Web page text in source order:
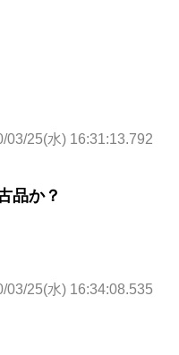
03/25(水) 16:31:13.792
品か？
03/25(水) 16:34:08.535